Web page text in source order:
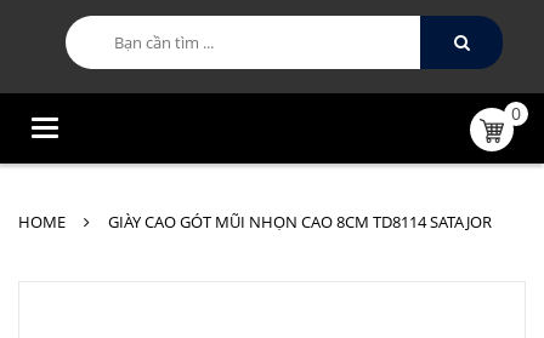
Categories
0
HOME GIÀY CAO GÓT MŨI NHỌN CAO 8CM TD8114 SATAJOR